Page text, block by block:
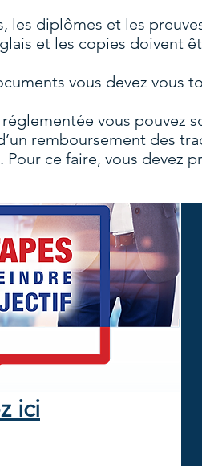
les diplômes et les
et les copies doivent
vous devez vous
vous pouvez
remboursement des
ce faire, vous devez
ici